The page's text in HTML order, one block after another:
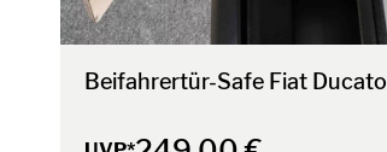
Beifahrertür-Safe Fiat Ducato